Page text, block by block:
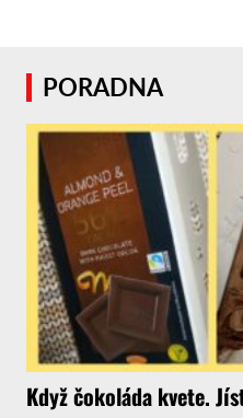
PORADNA
Když čokoláda kvete.